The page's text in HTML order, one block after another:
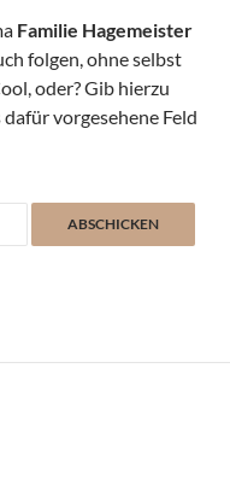
Familie Hagemeister
folgen, ohne selbst
oder? Gib hierzu
vorgesehene Feld